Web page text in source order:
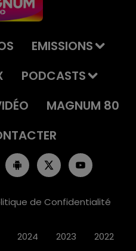
EMISSIONS
PODCASTS
MAGNUM 80
de Confidentialité
2024 2023 2022